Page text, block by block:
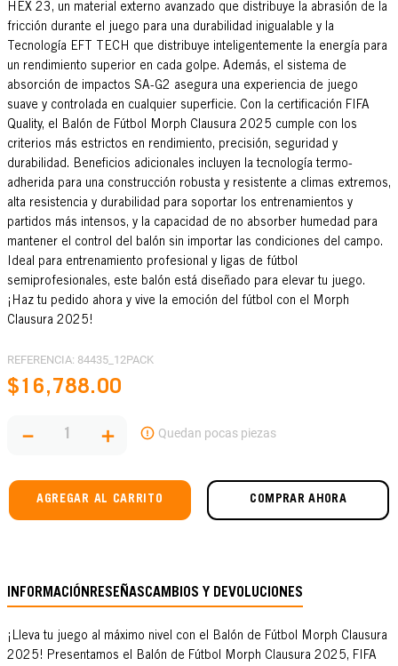
HEX 23, un material externo avanzado que distribuye la abrasión de la
fricción durante el juego para una durabilidad inigualable y la
Tecnología EFT TECH que distribuye inteligentemente la energía para
un rendimiento superior en cada golpe. Además, el sistema de
absorción de impactos SA-G2 asegura una experiencia de juego
suave y controlada en cualquier superficie. Con la certificación FIFA
Quality, el Balón de Fútbol Morph Clausura 2025 cumple con los
criterios más estrictos en rendimiento, precisión, seguridad y
durabilidad. Beneficios adicionales incluyen la tecnología termo-
adherida para una construcción robusta y resistente a climas extremos,
alta resistencia y durabilidad para soportar los entrenamientos y
partidos más intensos, y la capacidad de no absorber humedad para
mantener el control del balón sin importar las condiciones del campo.
Ideal para entrenamiento profesional y ligas de fútbol
semiprofesionales, este balón está diseñado para elevar tu juego.
¡Haz tu pedido ahora y vive la emoción del fútbol con el Morph
Clausura 2025!
REFERENCIA: 84435_12PACK
$16, 788.00
＋
－
AGREGAR AL CARRITO COMPRAR AHORA
INFORMACIÓNRESEÑASCAMBIOS Y DEVOLUCIONES
¡Lleva tu juego al máximo nivel con el Balón de Fútbol Morph Clausura
2025! Presentamos el Balón de Fútbol Morph Clausura 2025, FIFA